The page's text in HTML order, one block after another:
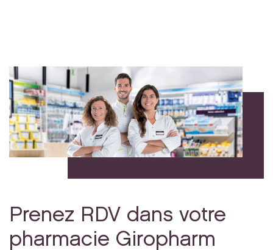
Prenez RDV dans votre
pharmacie Giropharm